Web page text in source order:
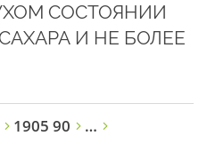
СОСТОЯНИИ
И НЕ БОЛЕЕ
1905 90
…